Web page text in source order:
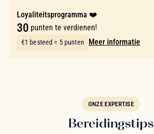
Loyaliteitsprogramma ❤️
30 punten te verdienen!
€1 besteed = 5 punten Meer informatie
ONZE EXPERTISE
Bereidingstips